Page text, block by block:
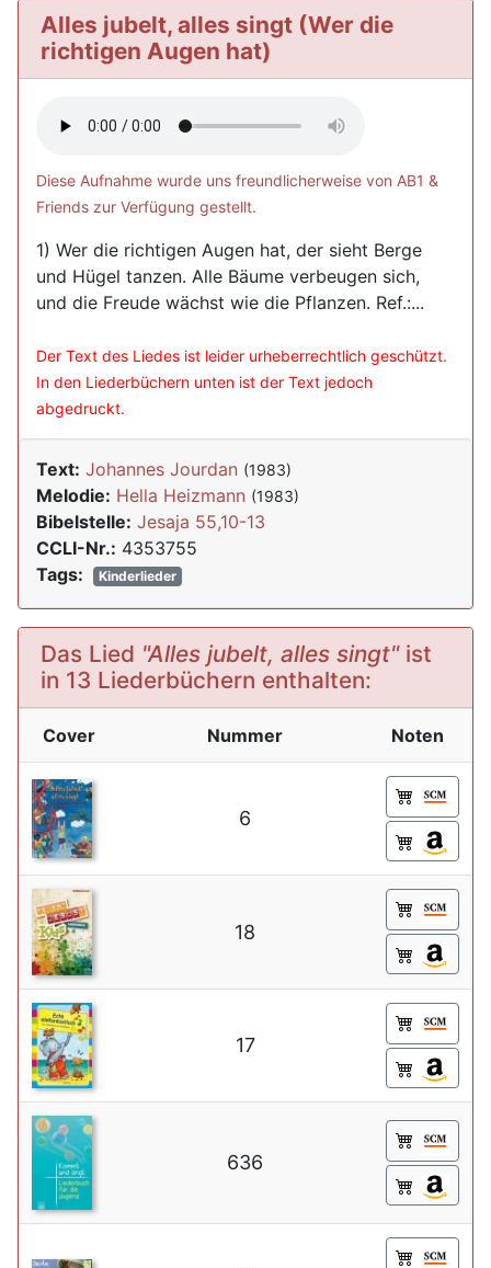
Alles jubelt, alles singt (Wer die
richtigen Augen hat)
Diese Aufnahme wurde uns freundlicherweise von AB1 &
Friends zur Verfügung gestellt.
1) Wer die richtigen Augen hat, der sieht Berge
und Hügel tanzen. Alle Bäume verbeugen sich,
und die Freude wächst wie die Pflanzen. Ref.:...
Der Text des Liedes ist leider urheberrechtlich geschützt.
In den Liederbüchern unten ist der Text jedoch
abgedruckt.
Text: Johannes Jourdan (1983)
Melodie: Hella Heizmann (1983)
Bibelstelle: Jesaja 55,10-13
CCLI-Nr.: 4353755
Tags:
Kinderlieder
Das Lied "Alles jubelt, alles singt"ist
in 13 Liederbüchern enthalten:
Cover Nummer Noten
6
18
17
636